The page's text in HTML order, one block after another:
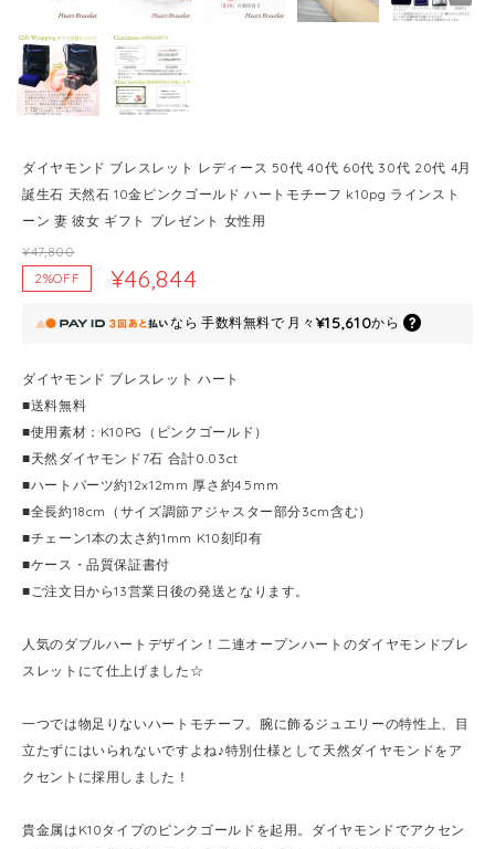
ダイヤモンド ブレスレット レディース 50代 40代 60代 30代 20代 4月
誕生石 天然石 10金ピンクゴールド ハートモチーフ k10pg ラインスト
ーン 妻 彼女 ギフト プレゼント 女性用
¥47,800
2%OFF
¥46,844
なら 手数料無料で 月々 ¥15,610から
ダイヤモンド ブレスレット ハート
■送料無料
■使用素材：K10PG（ピンクゴールド）
■天然ダイヤモンド7石 合計0.03ct
■ハートパーツ約12x12mm 厚さ約4.5mm
■全長約18cm（サイズ調節アジャスター部分3cm含む）
■チェーン1本の太さ約1mm K10刻印有
■ケース・品質保証書付
■ご注文日から13営業日後の発送となります。
人気のダブルハートデザイン！二連オープンハートのダイヤモンドブレ
スレットにて仕上げました☆
一つでは物足りないハートモチーフ。腕に飾るジュエリーの特性上、目
立たずにはいられないですよね♪特別仕様として天然ダイヤモンドをア
クセントに採用しました！
貴金属はK10タイプのピンクゴールドを起用。ダイヤモンドでアクセン